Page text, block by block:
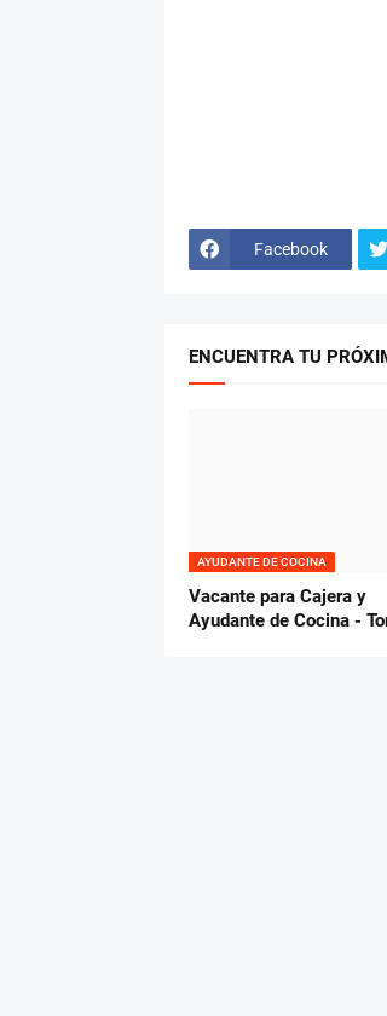
Facebook
ENCUENTRA TU
AYUDANTE DE COCINA
Vacante para Cajera y
Ayudante de Cocina -